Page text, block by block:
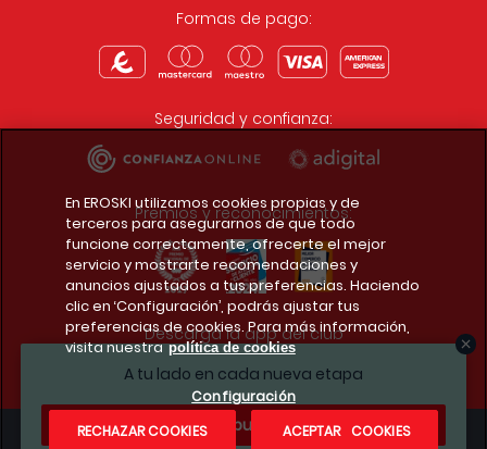
A tu lado en cada nueva etapa
¿Te apuntas?
Formas de pago:
Seguridad y confianza:
Premios y reconocimientos:
Descarga la app del club
En EROSKI utilizamos cookies propias y de
terceros para asegurarnos de que todo
funcione correctamente, ofrecerte el mejor
servicio y mostrarte recomendaciones y
anuncios ajustados a tus preferencias. Haciendo
clic en ‘Configuración’, podrás ajustar tus
preferencias de cookies. Para más información,
visita nuestra política de cookies
Configuración
RECHAZAR COOKIES
ACEPTAR COOKIES